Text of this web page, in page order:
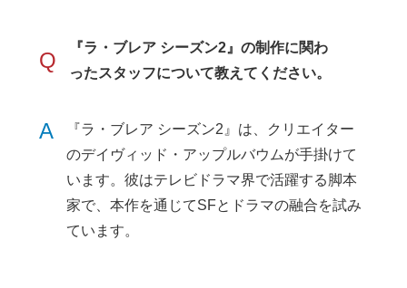
Q
『ラ・ブレア シーズン2』の制作に関わ
ったスタッフについて教えてください。
A
『ラ・ブレア シーズン2』は、クリエイター
のデイヴィッド・アップルバウムが手掛けて
います。彼はテレビドラマ界で活躍する脚本
家で、本作を通じてSFとドラマの融合を試み
ています。